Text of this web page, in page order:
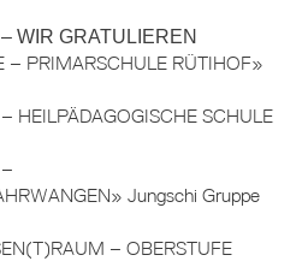
WIR GRATULIEREN
– PRIMARSCHULE RÜTIHOF»
HEILPÄDAGOGISCHE SCHULE
Jungschi Gruppe
– OBERSTUFE